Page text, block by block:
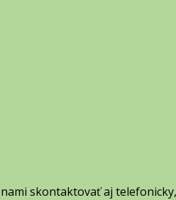
skontaktovať aj